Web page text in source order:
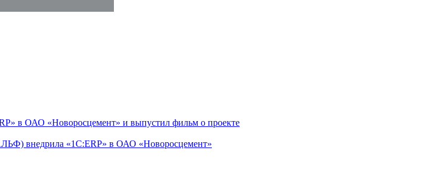
в ОАО «Новоросцемент» и выпустил фильм о проекте
внедрила «1С:ERP» в ОАО «Новоросцемент»